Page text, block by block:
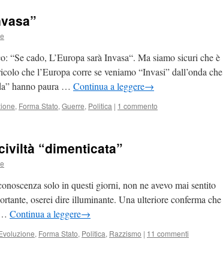
“Se cado, L’Europa sarà Invasa“. Ma siamo sicuri che è
che l’Europa corre se veniamo “Invasi” dall’onda che
hanno paura … Continua a leggere→
, Forma Stato, Guerre, Politica | 1 commento
“dimenticata”
solo in questi giorni, non ne avevo mai sentito
oserei dire illuminante. Una ulteriore conferma che
Continua a leggere→
, Forma Stato, Politica, Razzismo | 11 commenti